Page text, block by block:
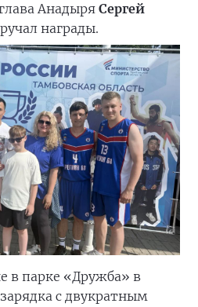
Анадыря Сергей
награды.
в парке «Дружба» в
с двукратным